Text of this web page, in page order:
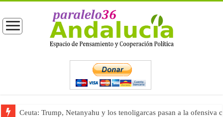
Ceuta: Trump, Netanyahu y los tenoligarcas pasan a la ofensiva
La masificación turística (tercera parte)